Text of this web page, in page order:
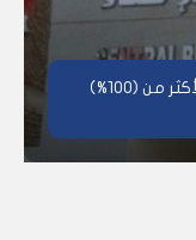
التضخم يسجل ارقاماُ قياسية ويصل لأكثر من (100%)